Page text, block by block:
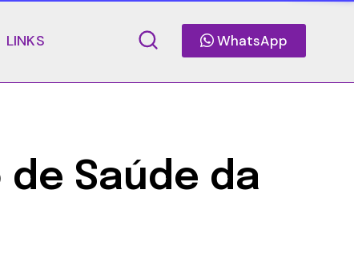
WhatsApp
LINKS
Saúde da